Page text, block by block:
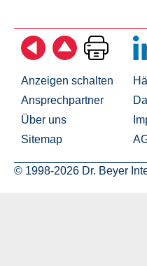
Anzeigen schalten
Ansprechpartner
Über uns
Sitemap
© 1998-2026 Dr. Beyer